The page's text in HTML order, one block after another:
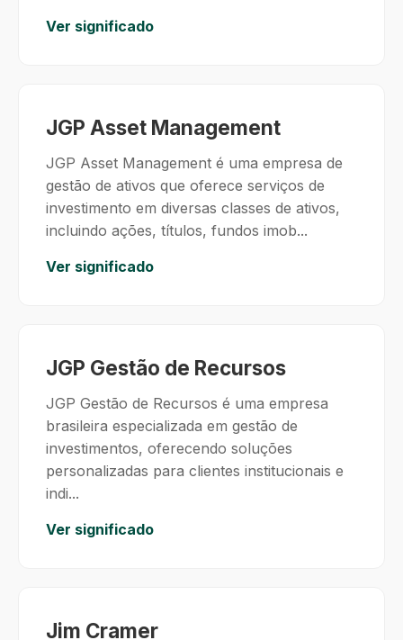
Ver significado
JGP Asset Management
JGP Asset Management é uma empresa de
gestão de ativos que oferece serviços de
investimento em diversas classes de ativos,
incluindo ações, títulos, fundos imob...
Ver significado
JGP Gestão de Recursos
JGP Gestão de Recursos é uma empresa
brasileira especializada em gestão de
investimentos, oferecendo soluções
personalizadas para clientes institucionais e
indi...
Ver significado
Jim Cramer